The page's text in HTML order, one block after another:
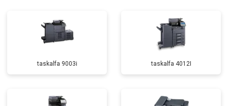
taskalfa 9003i taskalfa 4012I